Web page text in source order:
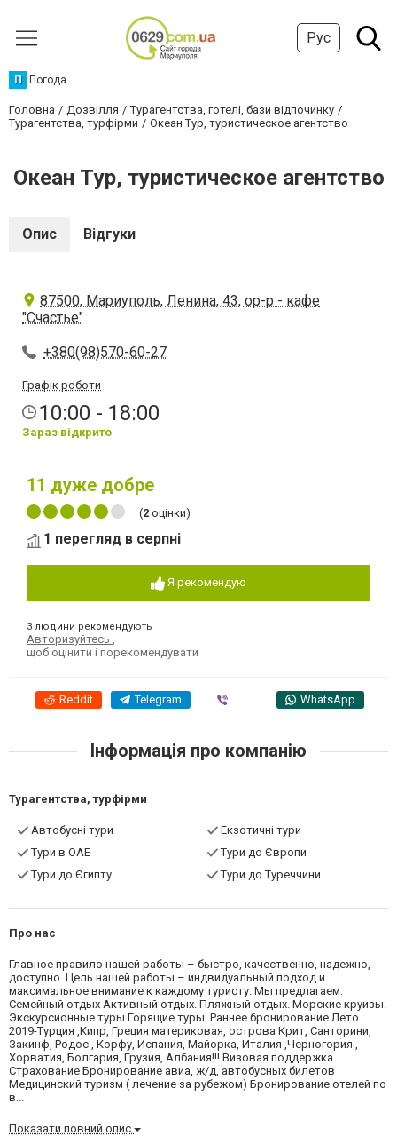
Рус
П Погода
Головна Дозвілля
Турагентства, готелі, бази відпочинку
Турагентства, турфірми
Океан Tур, туристическое агентство
Океан Tур, туристическое агентство
Опис Відгуки
87500, Мариуполь, Ленина, 43, ор-р - кафе
"Счастье"
+380(98)570-60-27
Графік роботи
10:00 - 18:00
Зараз відкрито
11 дуже добре
(2 оцінки)
1 перегляд в серпні
Я рекомендую
3 людини рекомендують
Авторизуйтесь
щоб оцінити і порекомендувати
Reddit Telegram WhatsApp
Інформація про компанію
Турагентства, турфірми
Автобусні тури
Екзотичні тури
Тури в ОАЕ
Тури до Європи
Тури до Єгипту
Тури до Туреччини
Про нас
Главное правило нашей работы – быстро, качественно, надежно,
доступно. Цель нашей работы – индвидуальный подход и
максимальное внимание к каждому туристу. Мы предлагаем:
Семейный отдых Активный отдых. Пляжный отдых. Морские круизы.
Экскурсионные туры Горящие туры. Раннее бронирование Лето
2019-Турция ,Кипр, Греция материковая, острова Крит, Санторини,
Закинф, Родос , Корфу, Испания, Майорка, Италия ,Черногория ,
Хорватия, Болгария, Грузия, Албания!!! Визовая поддержка
Страхование Бронирование авиа, ж/д, автобусных билетов
Медицинский туризм ( лечение за рубежом) Бронирование отелей по
в...
Показати повний опис